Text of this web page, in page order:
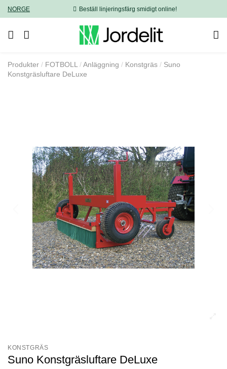
NORGE Beställ linjeringsfärg smidigt online!
Produkter FOTBOLL Anläggning Konstgräs
Suno
Konstgräsluftare DeLuxe
KONSTGRÄS
Suno Konstgräsluftare DeLuxe